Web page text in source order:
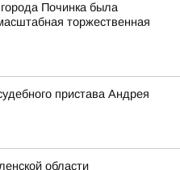
Починка была
торжественная
пристава Андрея
области